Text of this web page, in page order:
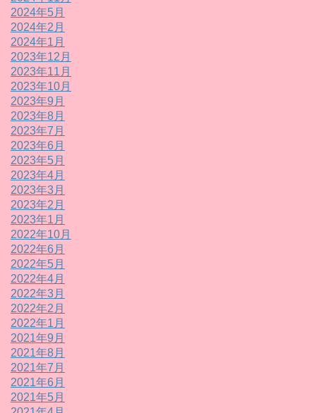
2024年5月
2024年2月
2024年1月
2023年12月
2023年11月
2023年10月
2023年9月
2023年8月
2023年7月
2023年6月
2023年5月
2023年4月
2023年3月
2023年2月
2023年1月
2022年10月
2022年6月
2022年5月
2022年4月
2022年3月
2022年2月
2022年1月
2021年9月
2021年8月
2021年7月
2021年6月
2021年5月